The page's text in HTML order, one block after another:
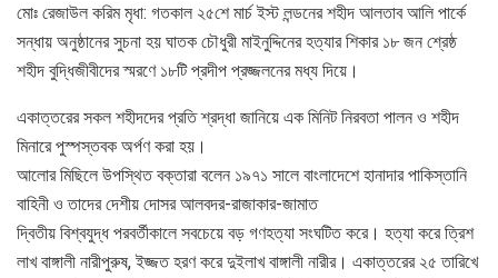
মোঃ রেজাউল করিম মৃধা: গতকাল ২৫শে মার্চ ইস্ট লন্ডনের শহীদ আলতাব আলি পার্কে
সন্ধায় অনুষ্ঠানের সুচনা হয় ঘাতক চৌধুরী মাইনুদ্দিনের হত্যার শিকার ১৮ জন শ্রেষ্ঠ
শহীদ বুদ্ধিজীবীদের স্মরণে ১৮টি প্রদীপ প্রজ্জলনের মধ্য দিয়ে।
একাত্তরের সকল শহীদদের প্রতি শ্রদ্ধা জানিয়ে এক মিনিট নিরবতা পালন ও শহীদ
মিনারে পুস্পস্তবক অর্পণ করা হয়।
আলোর মিছিলে উপস্থিত বক্তারা বলেন ১৯৭১ সালে বাংলাদেশে হানাদার পাকিস্তানি
বাহিনী ও তাদের দেশীয় দোসর আলবদর-রাজাকার-জামাত
দ্বিতীয় বিশ্বযুদ্ধ পরবর্তীকালে সবচেয়ে বড় গণহত্যা সংঘটিত করে। হত্যা করে ত্রিশ
লাখ বাঙ্গালী নারীপুরুষ, ইজ্জত হরণ করে দুইলাখ বাঙ্গালী নারীর। একাত্তরের ২৫ তারিখে